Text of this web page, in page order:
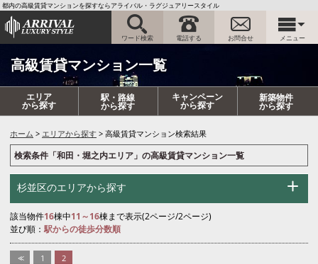
都内の高級賃貸マンションを探すならアライバル・ラグジュアリースタイル
ワード検索 電話する お問合せ メニュー
高級賃貸マンション一覧
エリア
から探す
駅・路線
から探す
キャンペーン
から探す
新築物件
から探す
ホーム エリアから探す 高級賃貸マンション検索結果
検索条件「和田・堀之内エリア」の高級賃貸マンション一覧
杉並区のエリアから探す
該当物件16棟中11～16棟まで表示(2ページ/2ページ)
並び順：駅からの徒歩分数順
<< 1 2